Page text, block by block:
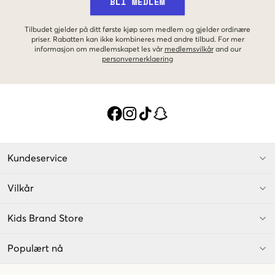
Tilbudet gjelder på ditt første kjøp som medlem og gjelder ordinære
priser. Rabatten kan ikke kombineres med andre tilbud. For mer
informasjon om medlemskapet les vår medlemsvilkår and our
personvernerklaering
Kundeservice
Vilkår
Kids Brand Store
Populært nå